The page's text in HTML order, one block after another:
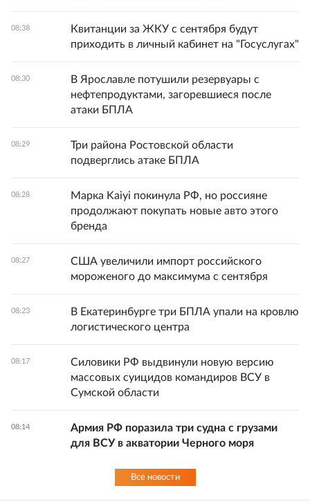
08:38
Квитанции за ЖКУ с сентября будут
приходить в личный кабинет на "Госуслугах"
08:30
В Ярославле потушили резервуары с
нефтепродуктами, загоревшиеся после
атаки БПЛА
08:29
Три района Ростовской области
подверглись атаке БПЛА
08:28
Марка Kaiyi покинула РФ, но россияне
продолжают покупать новые авто этого
бренда
08:27
США увеличили импорт российского
мороженого до максимума с сентября
08:23
В Екатеринбурге три БПЛА упали на кровлю
логистического центра
08:17
Силовики РФ выдвинули новую версию
массовых суицидов командиров ВСУ в
Сумской области
08:14
Армия РФ поразила три судна с грузами
для ВСУ в акватории Черного моря
Все новости